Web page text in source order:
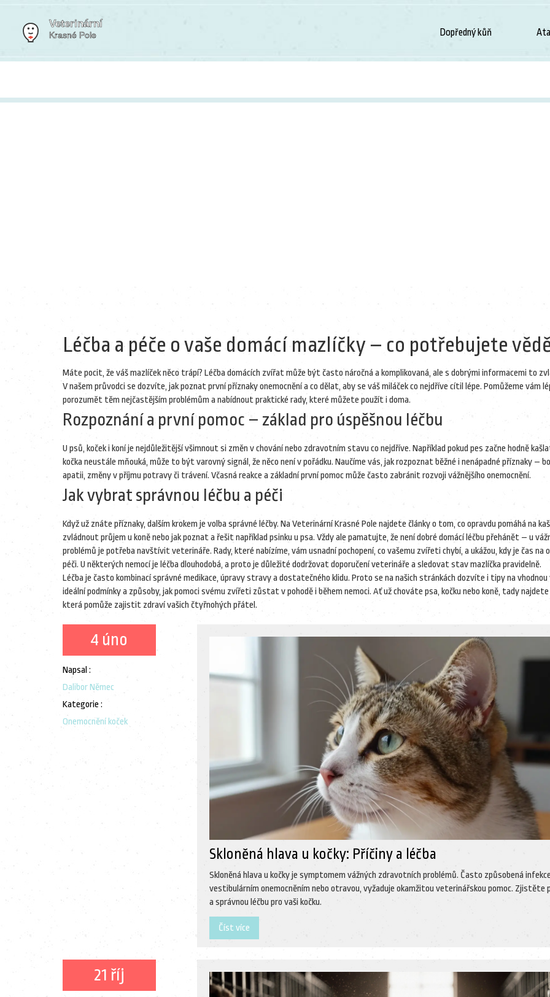
Dopředný kůň
Léčba a péče o vaše domácí mazlíčky – co potřebujete
Máte pocit, že váš mazlíček něco trápí? Léčba domácích zvířat může být často náročná a komplikovaná, ale s dobrými informacemi to
V našem průvodci se dozvíte, jak poznat první příznaky onemocnění a co dělat, aby se váš miláček co nejdříve cítil lépe. Pomůžeme vám
porozumět těm nejčastějším problémům a nabídnout praktické rady, které můžete použít i doma.
Rozpoznání a první pomoc – základ pro úspěšnou léčbu
U psů, koček i koní je nejdůležitější všimnout si změn v chování nebo zdravotním stavu co nejdříve. Například pokud pes začne hodně
kočka neustále mňouká, může to být varovný signál, že něco není v pořádku. Naučíme vás, jak rozpoznat běžné i nenápadné příznaky –
apatii, změny v příjmu potravy či trávení. Včasná reakce a základní první pomoc může často zabránit rozvoji vážnějšího onemocnění.
Jak vybrat správnou léčbu a péči
Když už znáte příznaky, dalším krokem je volba správné léčby. Na Veterinární Krasné Pole najdete články o tom, co opravdu pomáhá na
zvládnout průjem u koně nebo jak poznat a řešit například psinku u psa. Vždy ale pamatujte, že není dobré domácí léčbu přehánět – u
problémů je potřeba navštívit veterináře. Rady, které nabízíme, vám usnadní pochopení, co vašemu zvířeti chybí, a ukážou, kdy je čas na
péči. U některých nemocí je léčba dlouhodobá, a proto je důležité dodržovat doporučení veterináře a sledovat stav mazlíčka pravidelně.
Léčba je často kombinací správné medikace, úpravy stravy a dostatečného klidu. Proto se na našich stránkách dozvíte i tipy na vhodnou
ideální podmínky a způsoby, jak pomoci svému zvířeti zůstat v pohodě i během nemoci. Ať už chováte psa, kočku nebo koně, tady
která pomůže zajistit zdraví vašich čtyřnohých přátel.
4 úno
Napsal :
Dalibor Němec
Kategorie :
Onemocnění koček
Skloněná hlava u kočky: Příčiny a léčba
Skloněná hlava u kočky je symptomem vážných zdravotních problémů. Často způsobená
vestibulárním onemocněním nebo otravou, vyžaduje okamžitou veterinářskou pomoc. Zjistěte
a správnou léčbu pro vaši kočku.
Číst více
21 říj